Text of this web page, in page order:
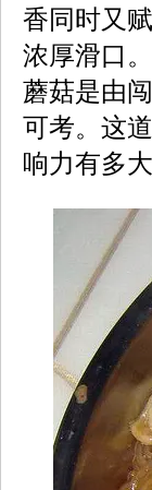
香同时又
浓厚滑口
蘑菇是由
可考。这
响力有多